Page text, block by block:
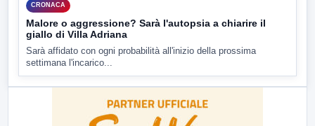
CRONACA
Malore o aggressione? Sarà l'autopsia a chiarire il
giallo di Villa Adriana
Sarà affidato con ogni probabilità all'inizio della prossima
settimana l'incarico...